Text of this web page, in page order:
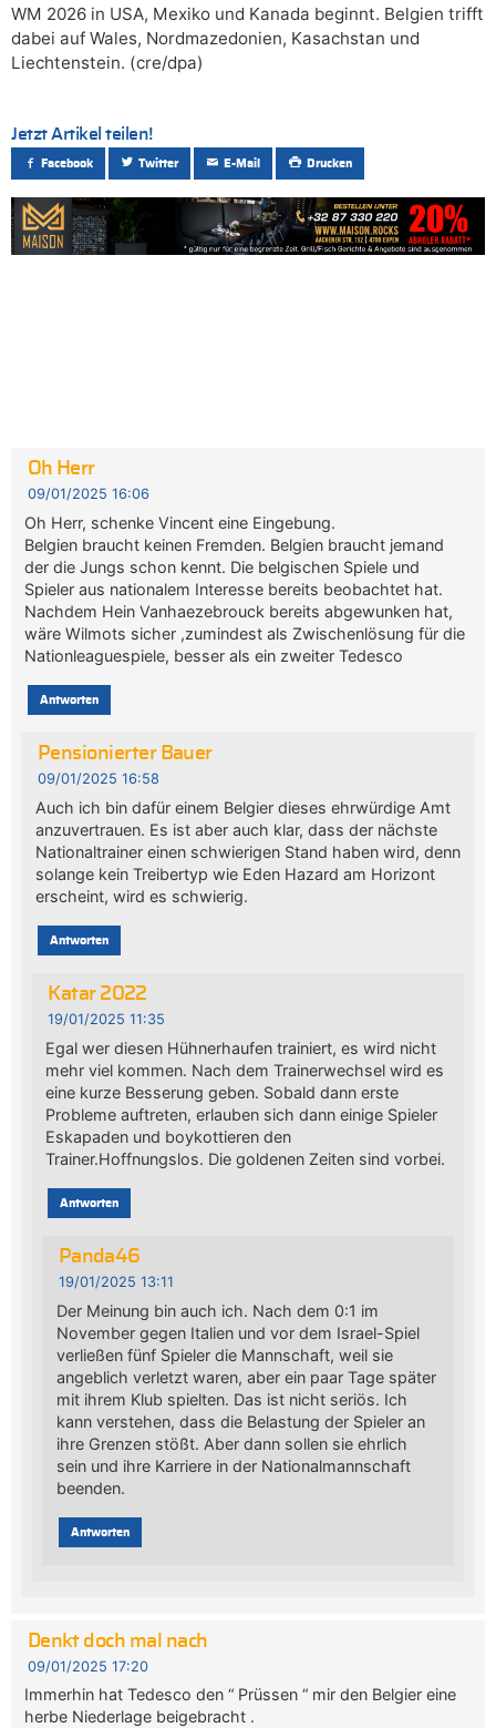
WM 2026 in USA, Mexiko und Kanada beginnt. Belgien trifft
dabei auf Wales, Nordmazedonien, Kasachstan und
Liechtenstein. (cre/dpa)
Jetzt Artikel teilen!
Facebook Twitter E-Mail Drucken
Oh Herr
09/01/2025 16:06
Oh Herr, schenke Vincent eine Eingebung.
Belgien braucht keinen Fremden. Belgien braucht jemand
der die Jungs schon kennt. Die belgischen Spiele und
Spieler aus nationalem Interesse bereits beobachtet hat.
Nachdem Hein Vanhaezebrouck bereits abgewunken hat,
wäre Wilmots sicher ,zumindest als Zwischenlösung für die
Nationleaguespiele, besser als ein zweiter Tedesco
Antworten
Pensionierter Bauer
09/01/2025 16:58
Auch ich bin dafür einem Belgier dieses ehrwürdige Amt
anzuvertrauen. Es ist aber auch klar, dass der nächste
Nationaltrainer einen schwierigen Stand haben wird, denn
solange kein Treibertyp wie Eden Hazard am Horizont
erscheint, wird es schwierig.
Antworten
Katar 2022
19/01/2025 11:35
Egal wer diesen Hühnerhaufen trainiert, es wird nicht
mehr viel kommen. Nach dem Trainerwechsel wird es
eine kurze Besserung geben. Sobald dann erste
Probleme auftreten, erlauben sich dann einige Spieler
Eskapaden und boykottieren den
Trainer.Hoffnungslos. Die goldenen Zeiten sind vorbei.
Antworten
Panda46
19/01/2025 13:11
Der Meinung bin auch ich. Nach dem 0:1 im
November gegen Italien und vor dem Israel-Spiel
verließen fünf Spieler die Mannschaft, weil sie
angeblich verletzt waren, aber ein paar Tage später
mit ihrem Klub spielten. Das ist nicht seriös. Ich
kann verstehen, dass die Belastung der Spieler an
ihre Grenzen stößt. Aber dann sollen sie ehrlich
sein und ihre Karriere in der Nationalmannschaft
beenden.
Antworten
Denkt doch mal nach
09/01/2025 17:20
Immerhin hat Tedesco den “ Prüssen “ mir den Belgier eine
herbe Niederlage beigebracht .